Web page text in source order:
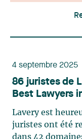
4 septembre 2025
86 juristes de
Best Lawyers
Lavery est
juristes ont été
dans 42